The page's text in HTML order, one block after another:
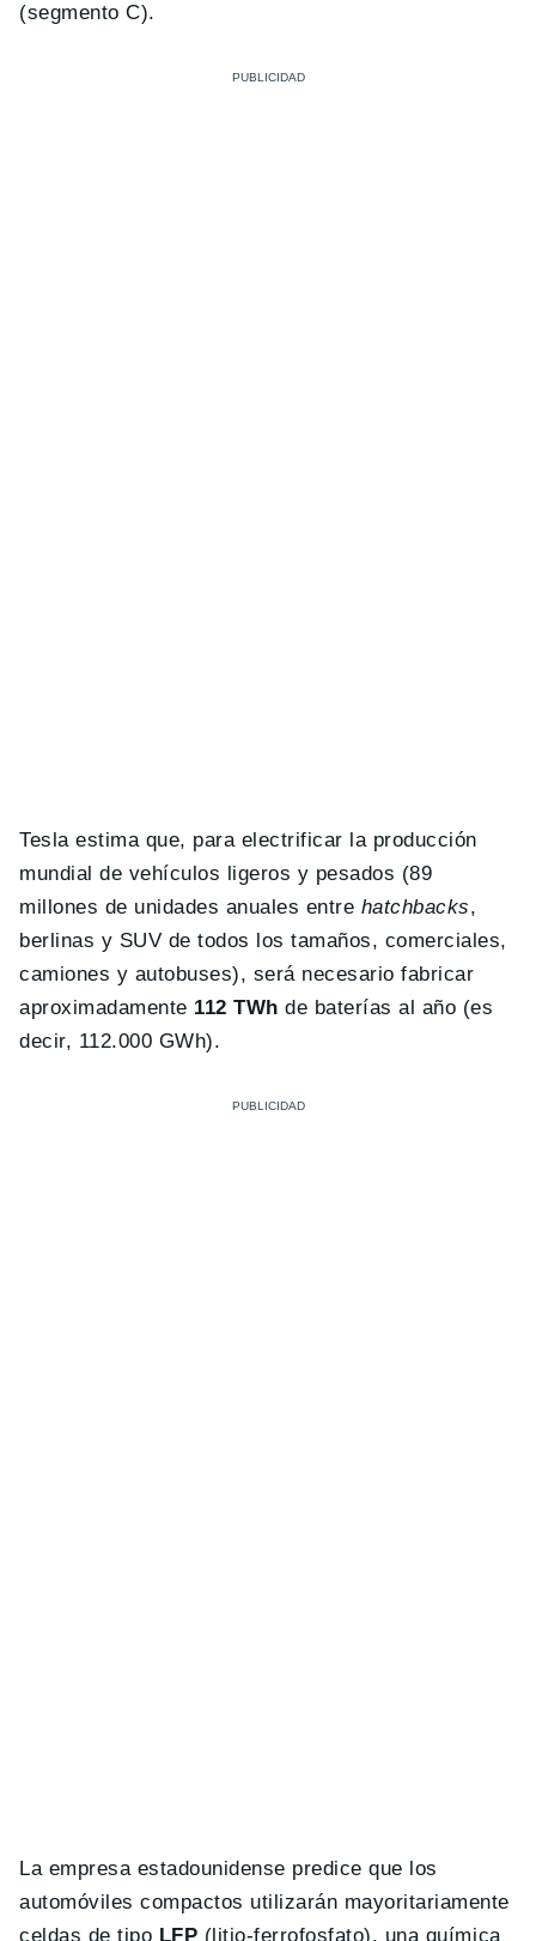
(segmento C).
Tesla estima que, para electrificar la producción
mundial de vehículos ligeros y pesados (89
millones de unidades anuales entre hatchbacks,
berlinas y SUV de todos los tamaños, comerciales,
camiones y autobuses), será necesario fabricar
aproximadamente 112 TWh de baterías al año (es
decir, 112.000 GWh).
La empresa estadounidense predice que los
automóviles compactos utilizarán mayoritariamente
celdas de tipo LFP (litio-ferrofosfato), una química